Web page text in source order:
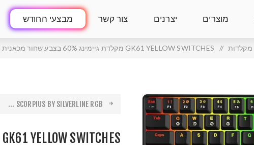
מוצרים יצרנים צור קשר מבצעי החודש
מקלדות / GK61 YELLOW SWITCHES מקלדת גיימינג 60% בצבע שחור מכאנית חוטית
SCORPIUS BY SILVERLINE RGB ...